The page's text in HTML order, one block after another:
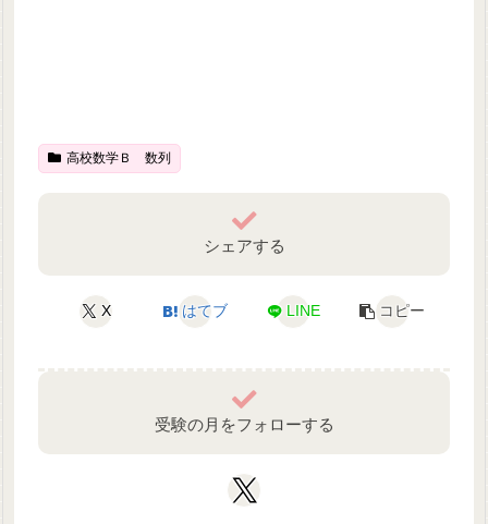
高校数学Ｂ 数列
シェアする
X はてブ LINE コピー
受験の月をフォローする